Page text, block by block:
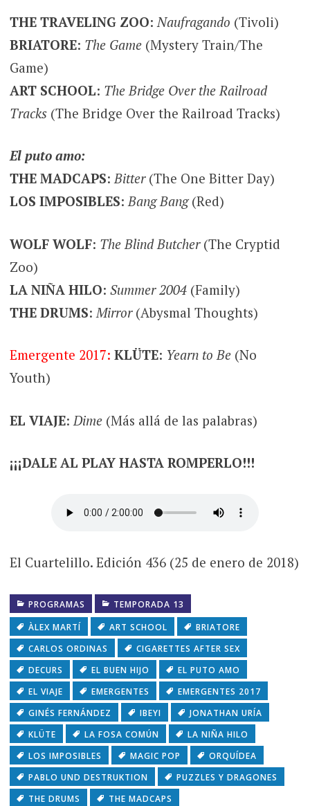
THE TRAVELING ZOO: Naufragando (Tivoli)
BRIATORE: The Game(Mystery Train/The
Game)
ART SCHOOL: The Bridge Over the Railroad
Tracks(The Bridge Over the Railroad Tracks)
El puto amo:
THE MADCAPS:Bitter(The One Bitter Day)
LOS IMPOSIBLES:Bang Bang(Red)
WOLF WOLF: The Blind Butcher(The Cryptid
Zoo)
LA NIÑA HILO: Summer 2004(Family)
THE DRUMS: Mirror(Abysmal Thoughts)
Emergente 2017: KLÜTE: Yearn to Be(No
Youth)
EL VIAJE: Dime(Más allá de las palabras)
¡¡¡DALE AL PLAY HASTA ROMPERLO!!!
El Cuartelillo. Edición 436 (25 de enero de 2018)
PROGRAMAS
TEMPORADA 13
ÀLEX MARTÍ
ART SCHOOL
BRIATORE
CARLOS ORDINAS
CIGARETTES AFTER SEX
DECURS
EL BUEN HIJO
EL PUTO AMO
EL VIAJE
EMERGENTES
EMERGENTES 2017
GINÉS FERNÁNDEZ
IBEYI
JONATHAN URÍA
KLÜTE
LA FOSA COMÚN
LA NIÑA HILO
LOS IMPOSIBLES
MAGIC POP
ORQUÍDEA
PABLO UND DESTRUKTION
PUZZLES Y DRAGONES
THE DRUMS
THE MADCAPS